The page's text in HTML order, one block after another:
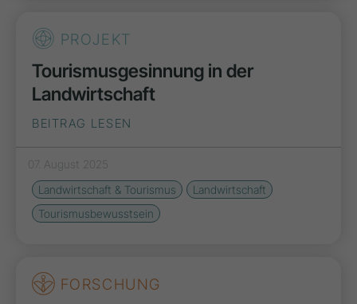
PROJEKT
Tourismusgesinnung in der
Landwirtschaft
BEITRAG LESEN
07. August 2025
Landwirtschaft & Tourismus
Landwirtschaft
Tourismusbewusstsein
FORSCHUNG